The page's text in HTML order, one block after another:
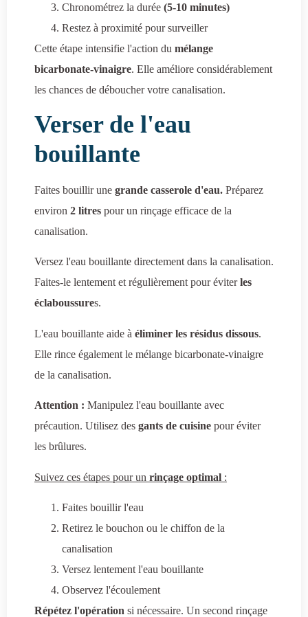
Chronométrez la durée (5-10 minutes)
Restez à proximité pour surveiller
Cette étape intensifie l'action du mélange
bicarbonate-vinaigre. Elle améliore considérablement
les chances de déboucher votre canalisation.
Verser de l'eau
bouillante
Faites bouillir une grande casserole d'eau. Préparez
environ 2 litres pour un rinçage efficace de la
canalisation.
Versez l'eau bouillante directement dans la canalisation.
Faites-le lentement et régulièrement pour éviterles
éclaboussures.
L'eau bouillante aide à éliminer les résidus dissous.
Elle rince également le mélange bicarbonate-vinaigre
de la canalisation.
Attention : Manipulez l'eau bouillante avec
précaution. Utilisez des gants de cuisine pour éviter
les brûlures.
Suivez ces étapes pour un rinçage optimal :
Faites bouillir l'eau
Retirez le bouchon ou le chiffon de la
canalisation
Versez lentement l'eau bouillante
Observez l'écoulement
Répétez l'opération si nécessaire. Un second rinçage